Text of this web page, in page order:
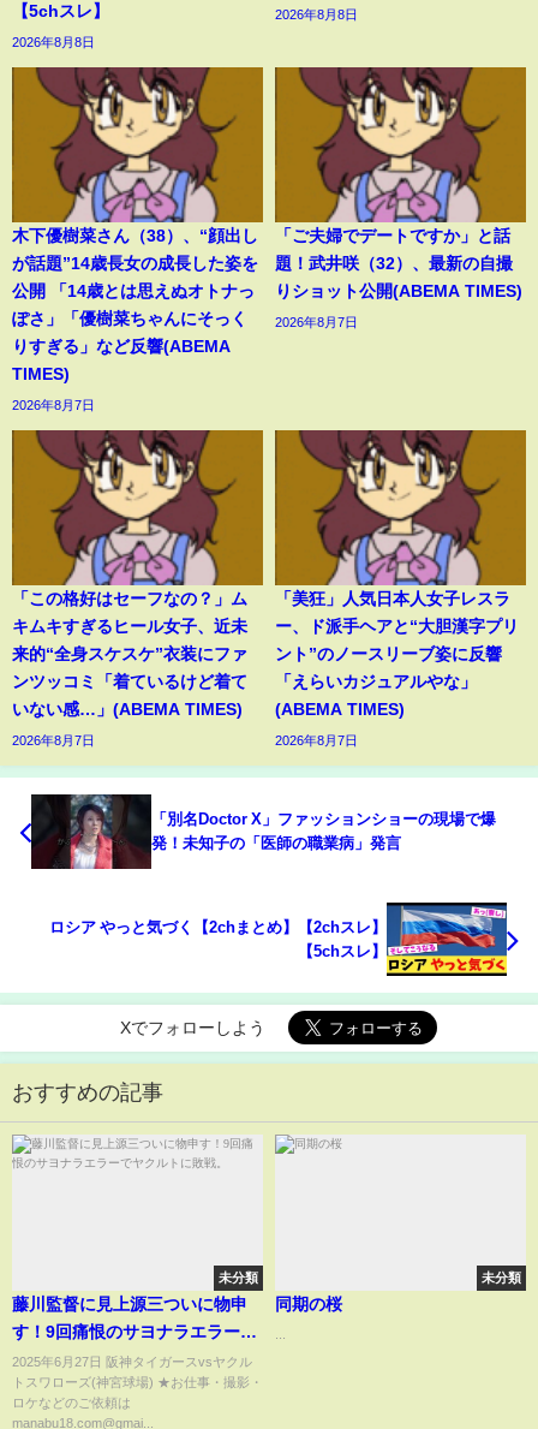
【5chスレ】
2026年8月8日
2026年8月8日
木下優樹菜さん（38）、“顔出し
が話題”14歳長女の成長した姿を
公開 「14歳とは思えぬオトナっ
ぽさ」「優樹菜ちゃんにそっく
りすぎる」など反響(ABEMA
TIMES)
2026年8月7日
「ご夫婦でデートですか」と話
題！武井咲（32）、最新の自撮
りショット公開(ABEMA TIMES)
2026年8月7日
「この格好はセーフなの？」ム
キムキすぎるヒール女子、近未
来的“全身スケスケ”衣装にファ
ンツッコミ「着ているけど着て
いない感…」(ABEMA TIMES)
2026年8月7日
「美狂」人気日本人女子レスラ
ー、ド派手ヘアと“大胆漢字プリ
ント”のノースリーブ姿に反響
「えらいカジュアルやな」
(ABEMA TIMES)
2026年8月7日
「別名Doctor X」ファッションショーの現場で爆
発！未知子の「医師の職業病」発言
ロシア やっと気づく【2chまとめ】【2chスレ】
【5chスレ】
Xでフォローしよう
おすすめの記事
未分類
藤川監督に見上源三ついに物申
す！9回痛恨のサヨナラエラーで
ヤクルトに敗戦。
2025年6月27日 阪神タイガースvsヤクル
トスワローズ(神宮球場) ★お仕事・撮影・
ロケなどのご依頼は
manabu18.com@gmai...
未分類
同期の桜